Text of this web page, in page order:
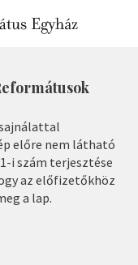
előre nem látható
i szám terjesztése
az előfizetőkhöz
a lap.